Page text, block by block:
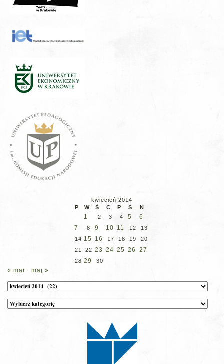
kwiecień 2014
P
W Ś C P S N
1 2 3 4 5
6
7
8 9 10 11 12
13
14 15 16 17 18 19
20
21
22 23 24 25 26 27
28 29 30
« mar maj »
Archiwum
Kategorie
wpisów